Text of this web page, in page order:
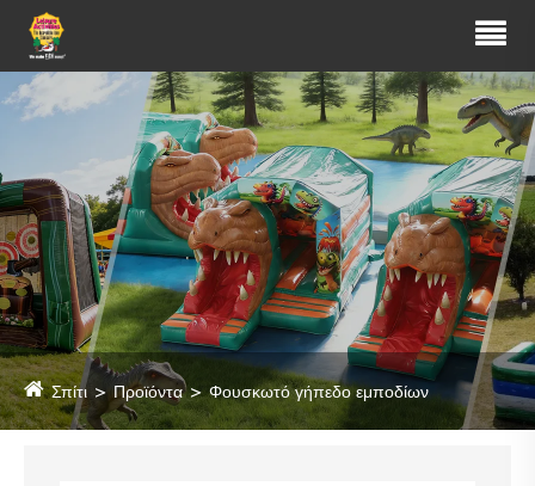
Σπίτι Προϊόντα Φουσκωτό γήπεδο εμποδίων